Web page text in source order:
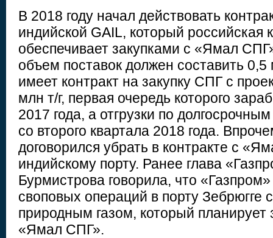
В 2018 году начал действовать
индийской GAIL, который российская
обеспечивает закупками с «Ямал
объем поставок должен составить 0,5
имеет контракт на закупку СПГ с
млн т/г, первая очередь которого
2017 года, а отгрузки по
со второго квартала 2018 года.
договорился убрать в контракте с
индийскому порту. Ранее глава
Бурмистрова говорила, что
своповых операций в порту
природным газом, который планирует
«Ямал СПГ».